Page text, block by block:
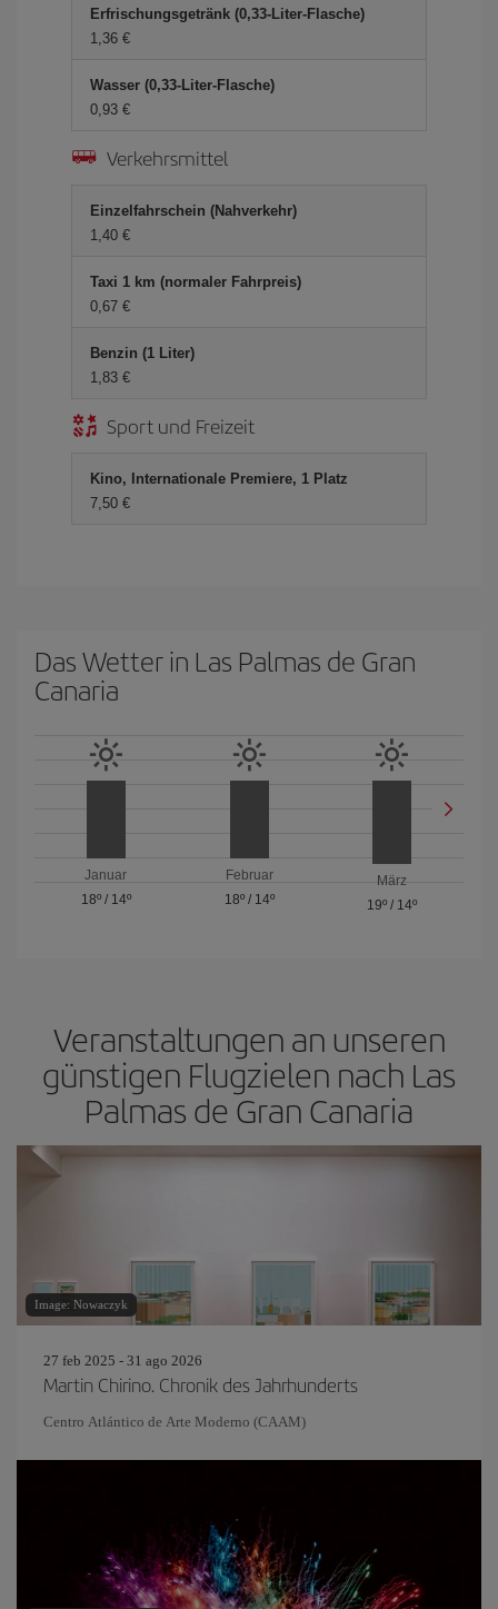
Erfrischungsgetränk (0,33-Liter-Flasche)
1,36 €
Wasser (0,33-Liter-Flasche)
0,93 €
Verkehrsmittel
Einzelfahrschein (Nahverkehr)
1,40 €
Taxi 1 km (normaler Fahrpreis)
0,67 €
Benzin (1 Liter)
1,83 €
Sport und Freizeit
Kino, Internationale Premiere, 1 Platz
7,50 €
Das Wetter in Las Palmas de Gran
Canaria
Januar
18º/ 14º
Februar
18º/ 14º
März
19º / 14º
Veranstaltungen an unseren
günstigen Flugzielen nach Las
Palmas de Gran Canaria
Image: Nowaczyk
27 feb 2025 - 31 ago 2026
Martin Chirino. Chronik des Jahrhunderts
Centro Atlántico de Arte Moderno (CAAM)